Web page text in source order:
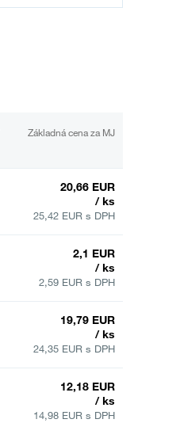
Základná cena za MJ
20,66 EUR
/ ks
25,42 EUR s DPH
2,1 EUR
/ ks
2,59 EUR s DPH
19,79 EUR
/ ks
24,35 EUR s DPH
12,18 EUR
/ ks
14,98 EUR s DPH